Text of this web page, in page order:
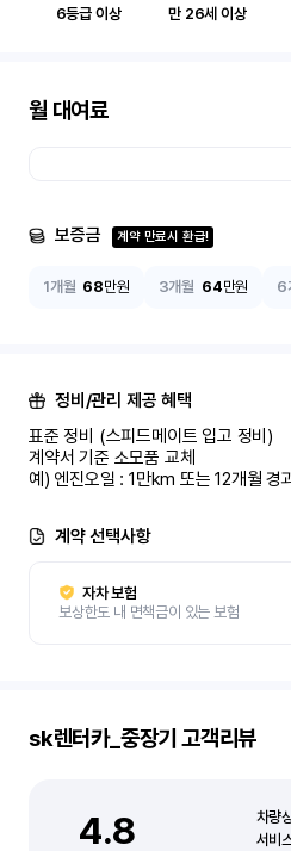
6등급 이상 만 26세 이상
월 대여료
보증금 계약 만료시 환급!
1개월 68만원 3개월 64만원 6
정비/관리 제공 혜택
표준 정비 (스피드메이트 입고 정비)
계약서 기준 소모품 교체
예) 엔진오일 : 1만km 또는 12개월 경
계약 선택사항
자차 보험
보상한도 내 면책금이 있는 보험
sk렌터카_중장기 고객리뷰
4.8 차량
서비